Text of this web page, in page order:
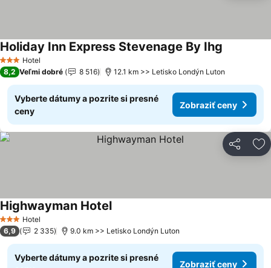
3 Počet hviezdičiek
Hotel
Holiday Inn Express Stevenage By Ihg
8,2 Veľmi dobré 8 516 12.1 km >> Letisko Londýn Luton
Vyberte dátumy a pozrite si presné
ceny
Zobraziť ceny
Zdieľať
3 Počet hviezdičiek
Hotel
Highwayman Hotel
6,9 2 335 9.0 km >> Letisko Londýn Luton
Vyberte dátumy a pozrite si presné
Zobraziť ceny